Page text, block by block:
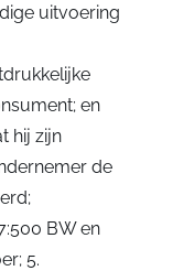
uitvoering
en
hij zijn
de
BW en
5.